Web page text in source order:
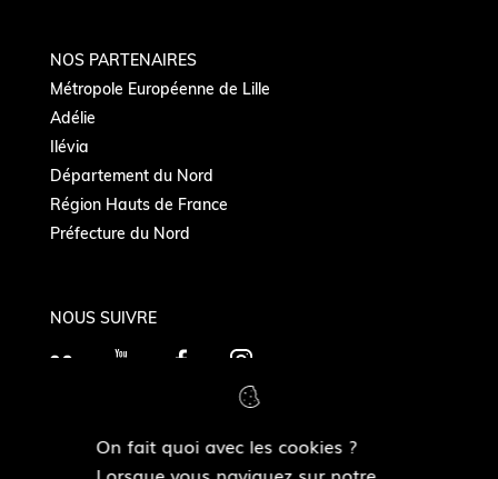
On fait quoi avec les cookies ?
NOS PARTENAIRES
Métropole Européenne de Lille
Adélie
Ilévia
Département du Nord
Région Hauts de France
Préfecture du Nord
NOUS SUIVRE
F
Y
T
F
e
I
t
MAIRIES DE QUARTIERS